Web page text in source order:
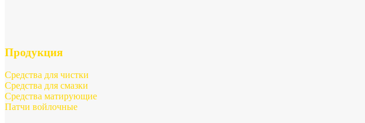
Продукция
Средства для чистки
Средства для смазки
Средства матирующие
Патчи войлочные